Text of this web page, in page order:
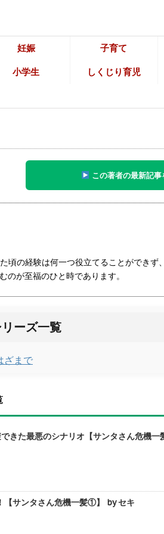
妊娠 子育て
小学生 しくじり育児
この著者の最新記事
頃の経験は何一つ役立てることができ
が至福のひと時であります。
ーズ一覧
ざまで
きた最悪のシナリオ【サンタさん危機
【サンタさん危機一髪①】 by セキ